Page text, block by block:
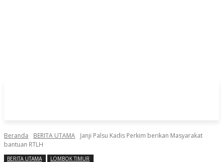
Beranda BERITA UTAMA
Janji Palsu Kadis Perkim berikan Masyarakat
bantuan RTLH
BERITA UTAMA LOMBOK TIMUR